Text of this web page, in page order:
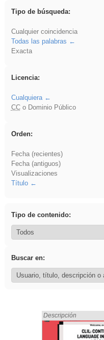
Tipo de búsqueda:
Cualquier coincidencia
Todas las palabras
Exacta
Licencia:
Cualquiera
CCo Dominio Público
Orden:
Fecha (recientes)
Fecha (antiguos)
Visualizaciones
Título
Tipo de contenido:
Buscar en:
Encontrado «Oral» en:
Descripción